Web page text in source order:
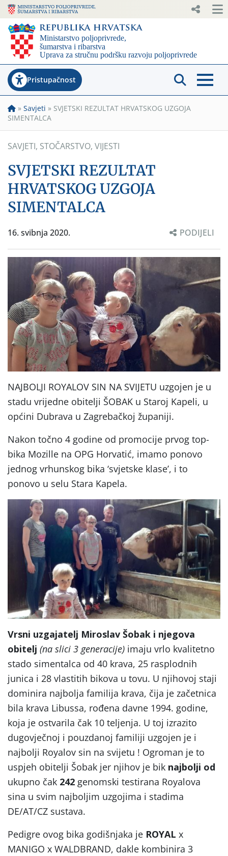
Pristupačnost
» Savjeti » SVJETSKI REZULTAT HRVATSKOG UZGOJA
SIMENTALCA
SAVJETI, STOČARSTVO, VIJESTI
SVJETSKI REZULTAT
HRVATSKOG UZGOJA
SIMENTALCA
16. svibnja 2020. PODIJELI
NAJBOLJI ROYALOV SIN NA SVIJETU uzgojen je u
stadu vrijedne obitelji ŠOBAK u Staroj Kapeli, u
općini Dubrava u Zagrebačkoj županiji.
Nakon točno 4 godine od promocije prvog top-
bika Mozille na OPG Horvatić, imamo ponovo
jednog vrhunskog bika ‘svjetske klase’, i to
ponovo u selu Stara Kapela.
Vrsni uzgajatelj Miroslav Šobak i njegova
obitelj (na slici 3 generacije) imaju vrlo kvalitetno
stado simentalca od 40 krava, 25 rasplodnih
junica i 28 vlastitih bikova u tovu. U njihovoj staji
dominira najbolja familija krava, čija je začetnica
bila krava Libussa, rođena davne 1994. godine,
koja je ostvarila čak 10 teljenja. U toj izrazito
dugovječnoj i pouzdanoj familiji uzgojen je i
najbolji Royalov sin na svijetu ! Ogroman je to
uspjeh obitelji Šobak jer njihov je bik najbolji od
ukupno čak 242 genomski testirana Royalova
sina u svim najboljim uzgojima i stadima
DE/AT/CZ sustava.
Pedigre ovog bika godišnjaka je ROYAL x
MANIGO x WALDBRAND, dakle kombinira 3